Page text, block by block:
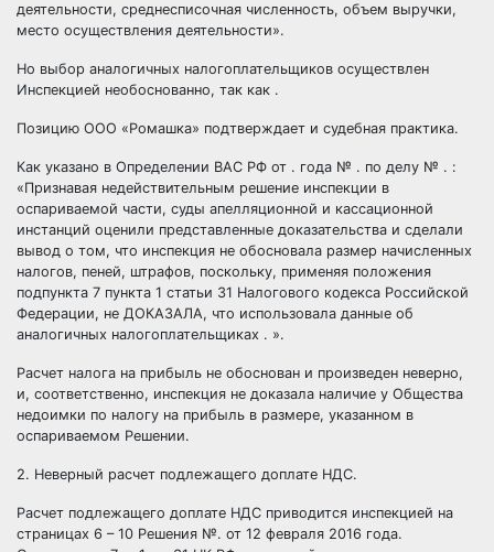
деятельности, среднесписочная численность, объем выручки,
место осуществления деятельности».
Но выбор аналогичных налогоплательщиков осуществлен
Инспекцией необоснованно, так как .
Позицию ООО «Ромашка» подтверждает и судебная практика.
Как указано в Определении ВАС РФ от . года № . по делу № . :
«Признавая недействительным решение инспекции в
оспариваемой части, суды апелляционной и кассационной
инстанций оценили представленные доказательства и сделали
вывод о том, что инспекция не обосновала размер начисленных
налогов, пеней, штрафов, поскольку, применяя положения
подпункта 7 пункта 1 статьи 31 Налогового кодекса Российской
Федерации, не ДОКАЗАЛА, что использовала данные об
аналогичных налогоплательщиках . ».
Расчет налога на прибыль не обоснован и произведен неверно,
и, соответственно, инспекция не доказала наличие у Общества
недоимки по налогу на прибыль в размере, указанном в
оспариваемом Решении.
2. Неверный расчет подлежащего доплате НДС.
Расчет подлежащего доплате НДС приводится инспекцией на
страницах 6 – 10 Решения №. от 12 февраля 2016 года.